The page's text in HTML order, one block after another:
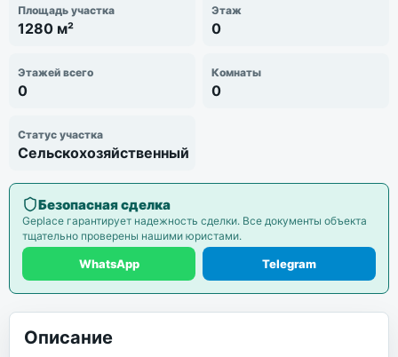
Площадь участка
1280 м²
Этаж
0
Этажей всего
0
Комнаты
0
Статус участка
Сельскохозяйственный
Безопасная сделка
Geplace гарантирует надежность сделки. Все документы объекта
тщательно проверены нашими юристами.
WhatsApp Telegram
Описание